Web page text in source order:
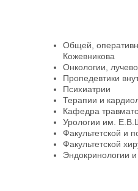
Общей,
Кожевникова
Онкологии,
Пропедевтики
Психиатрии
Терапии и
Кафедра
Урологии им.
Факультетской и
Факультетской
Эндокринологии